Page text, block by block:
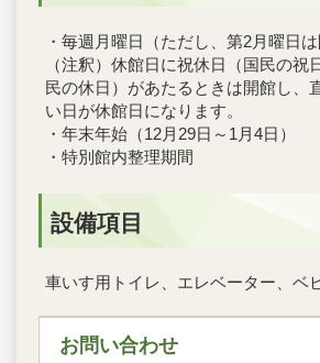
・毎週月曜日（ただし、第2月曜日は
（注釈）休館日に祝休日（国民の祝
民の休日）があたるときは開館し、
い日が休館日になります。
・年末年始（12月29日～1月4日）
・特別館内整理期間
設備項目
車いす用トイレ、エレベーター、ベ
お問い合わせ